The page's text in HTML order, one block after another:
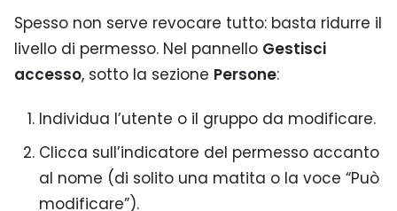
Spesso non serve revocare tutto: basta ridurre il
livello di permesso. Nel pannello Gestisci
accesso, sotto la sezione Persone:
Individua l’utente o il gruppo da modificare.
Clicca sull’indicatore del permesso accanto
al nome (di solito una matita o la voce “Può
modificare”).